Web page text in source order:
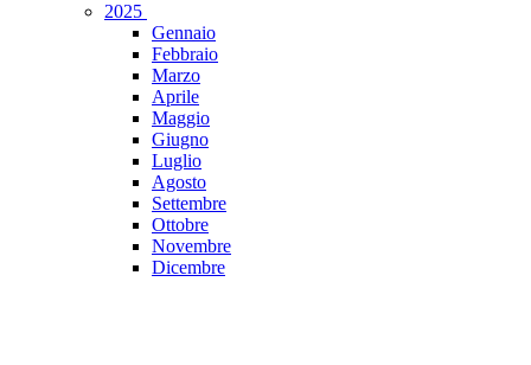
2025
Gennaio
Febbraio
Marzo
Aprile
Maggio
Giugno
Luglio
Agosto
Settembre
Ottobre
Novembre
Dicembre